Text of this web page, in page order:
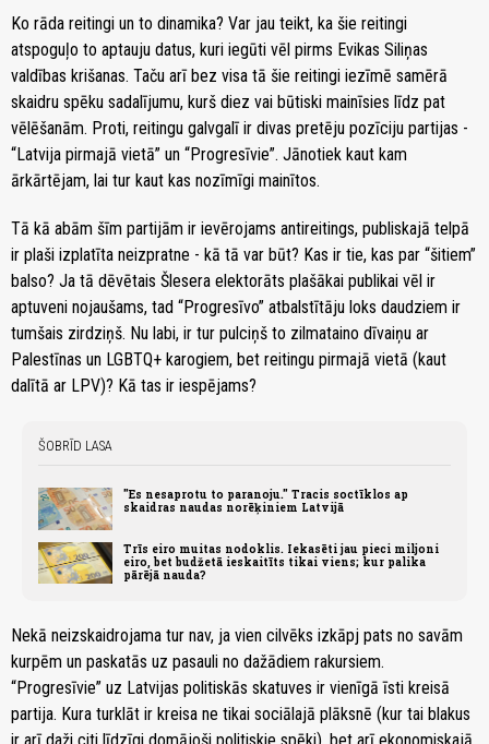
Ko rāda reitingi un to dinamika? Var jau teikt, ka šie reitingi
atspoguļo to aptauju datus, kuri iegūti vēl pirms Evikas Siliņas
valdības krišanas. Taču arī bez visa tā šie reitingi iezīmē samērā
skaidru spēku sadalījumu, kurš diez vai būtiski mainīsies līdz pat
vēlēšanām. Proti, reitingu galvgalī ir divas pretēju pozīciju partijas -
“Latvija pirmajā vietā” un “Progresīvie”. Jānotiek kaut kam
ārkārtējam, lai tur kaut kas nozīmīgi mainītos.
Tā kā abām šīm partijām ir ievērojams antireitings, publiskajā telpā
ir plaši izplatīta neizpratne - kā tā var būt? Kas ir tie, kas par “šitiem”
balso? Ja tā dēvētais Šlesera elektorāts plašākai publikai vēl ir
aptuveni nojaušams, tad “Progresīvo” atbalstītāju loks daudziem ir
tumšais zirdziņš. Nu labi, ir tur pulciņš to zilmataino dīvaiņu ar
Palestīnas un LGBTQ+ karogiem, bet reitingu pirmajā vietā (kaut
dalītā ar LPV)? Kā tas ir iespējams?
ŠOBRĪD LASA
"Es nesaprotu to paranoju." Tracis soctīklos ap
skaidras naudas norēķiniem Latvijā
Trīs eiro muitas nodoklis. Iekasēti jau pieci miljoni
eiro, bet budžetā ieskaitīts tikai viens; kur palika
pārējā nauda?
Nekā neizskaidrojama tur nav, ja vien cilvēks izkāpj pats no savām
kurpēm un paskatās uz pasauli no dažādiem rakursiem.
“Progresīvie” uz Latvijas politiskās skatuves ir vienīgā īsti kreisā
partija. Kura turklāt ir kreisa ne tikai sociālajā plāksnē (kur tai blakus